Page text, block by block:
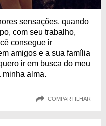
sensações, quando
com seu trabalho,
consegue ir
amigos e a sua família
ir em busca do meu
minha alma.
COMPARTILHAR